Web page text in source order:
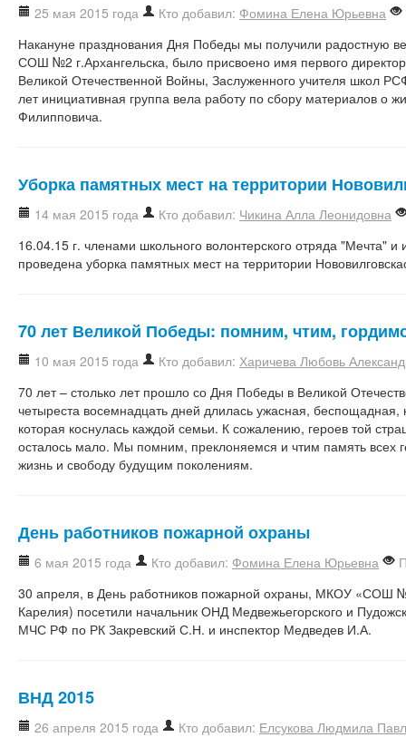
25 мая 2015 года Кто добавил: Фомина Елена Юрьевна
Накануне празднования Дня Победы мы получили радостную
СОШ №2 г.Архангельска, было присвоено имя первого
Великой Отечественной Войны, Заслуженного учителя школ
лет инициативная группа вела работу по сбору материалов о
Филипповича.
Уборка памятных мест на территории
14 мая 2015 года Кто добавил: Чикина Алла Леонидовна
16.04.15 г. членами школьного волонтерского отряда "Мечта"
проведена уборка памятных мест на территории
70 лет Великой Победы: помним, чтим,
10 мая 2015 года Кто добавил: Харичева Любовь
70 лет – столько лет прошло со Дня Победы в Великой
четыреста восемнадцать дней длилась ужасная, беспощадная,
которая коснулась каждой семьи. К сожалению, героев той
осталось мало. Мы помним, преклоняемся и чтим память всех
жизнь и свободу будущим поколениям.
День работников пожарной охраны
6 мая 2015 года Кто добавил: Фомина Елена Юрьевна
30 апреля, в День работников пожарной охраны, МКОУ «СОШ
Карелия) посетили начальник ОНД Медвежьегорского и
МЧС РФ по РК Закревский С.Н. и инспектор Медведев И.А.
ВНД 2015
26 апреля 2015 года Кто добавил: Елсукова Людмила